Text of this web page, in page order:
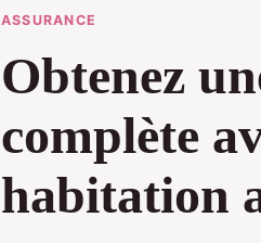
ASSURANCE
Obtenez
complète
habitation